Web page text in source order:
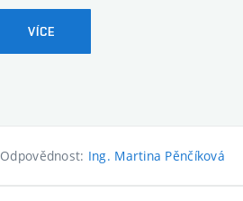
VÍCE
Odpovědnost: Ing. Martina Pěnčíková